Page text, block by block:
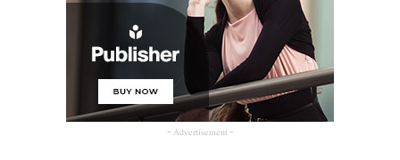
- Advertisement -